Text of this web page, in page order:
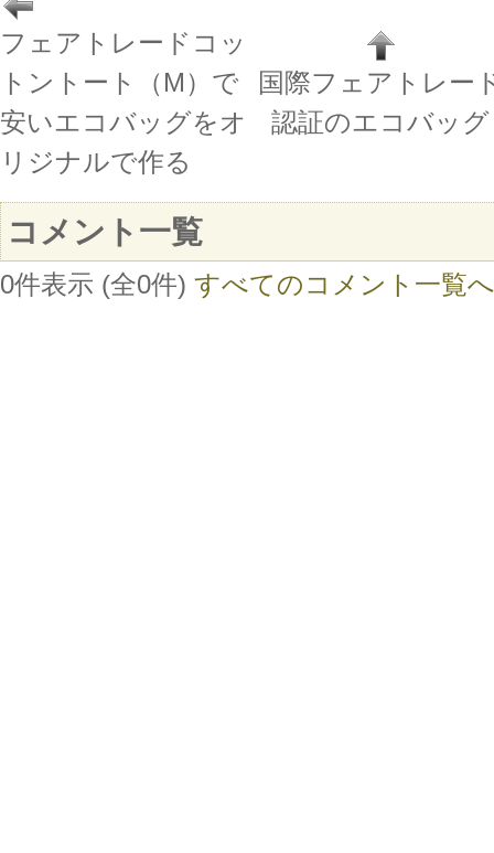
フェアトレードコッ
トントート（M）で
安いエコバッグをオ
リジナルで作る
国際フェアトレー
認証のエコバッグ
コメント一覧
0件表示 (全0件) すべてのコメント一覧へ